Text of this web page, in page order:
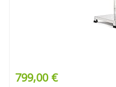
799,00 €